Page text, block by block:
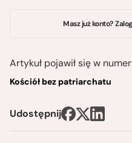
Masz już konto?
Artykuł pojawił się w
Kościół bez patriarchatu
Udostępnij